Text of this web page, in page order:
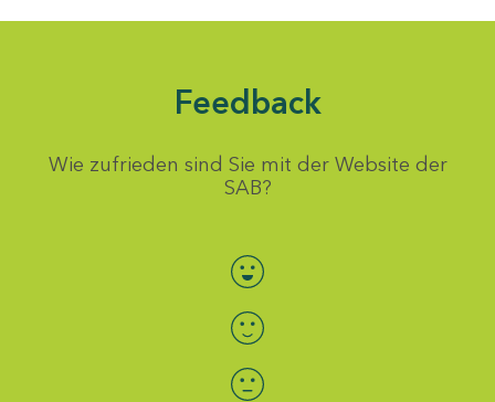
Feedback
Wie zufrieden sind Sie mit der Website der
SAB?
Bewertung auswählen